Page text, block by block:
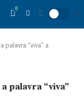
0
palavra “viva” a
palavra “viva”